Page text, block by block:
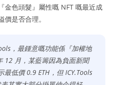
金色頭髮』屬性嘅 NFT 嘅最近成
是否合理。
，最鍾意嘅功能係『加權地
12 月，某藍籌因為負面新聞
最低價 0.9 ETH，但 ICY.Tools